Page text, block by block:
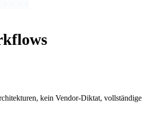
kein Vendor-Diktat, vollständige